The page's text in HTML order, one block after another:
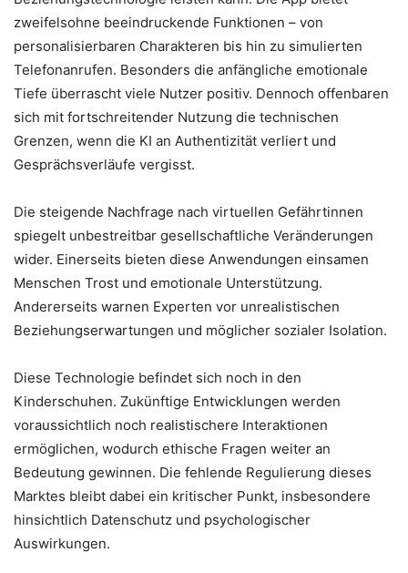
zweifelsohne beeindruckende Funktionen – von
personalisierbaren Charakteren bis hin zu simulierten
Telefonanrufen. Besonders die anfängliche emotionale
Tiefe überrascht viele Nutzer positiv. Dennoch offenbaren
sich mit fortschreitender Nutzung die technischen
Grenzen, wenn die KI an Authentizität verliert und
Gesprächsverläufe vergisst.
Die steigende Nachfrage nach virtuellen Gefährtinnen
spiegelt unbestreitbar gesellschaftliche Veränderungen
wider. Einerseits bieten diese Anwendungen einsamen
Menschen Trost und emotionale Unterstützung.
Andererseits warnen Experten vor unrealistischen
Beziehungserwartungen und möglicher sozialer Isolation.
Diese Technologie befindet sich noch in den
Kinderschuhen. Zukünftige Entwicklungen werden
voraussichtlich noch realistischere Interaktionen
ermöglichen, wodurch ethische Fragen weiter an
Bedeutung gewinnen. Die fehlende Regulierung dieses
Marktes bleibt dabei ein kritischer Punkt, insbesondere
hinsichtlich Datenschutz und psychologischer
Auswirkungen.